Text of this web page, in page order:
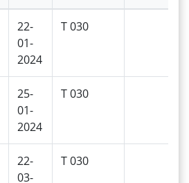
22-
01-
2024
T 030
25-
01-
2024
T 030
22-
03-
T 030